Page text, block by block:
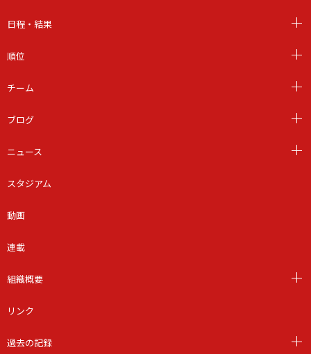
日程・結果
順位
チーム
ブログ
ニュース
スタジアム
動画
連載
組織概要
リンク
過去の記録